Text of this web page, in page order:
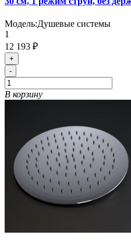
Модель:Душевые системы
1
12 193 ₽
+
-
В корзину